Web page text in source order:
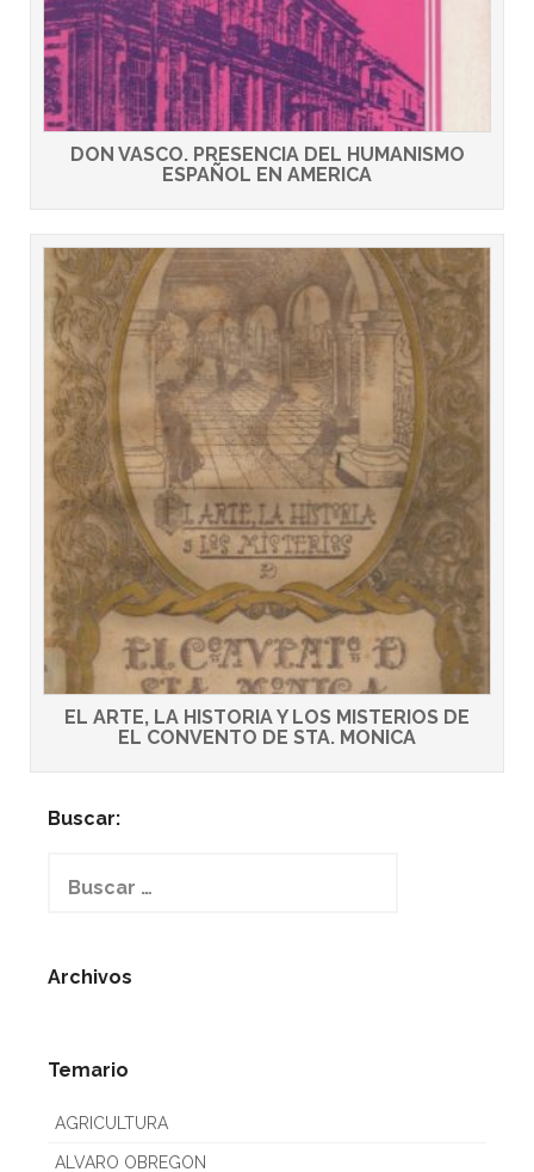
DON VASCO. PRESENCIA DEL HUMANISMO
ESPAÑOL EN AMERICA
EL ARTE, LA HISTORIA Y LOS MISTERIOS DE
EL CONVENTO DE STA. MONICA
Buscar:
Archivos
Temario
AGRICULTURA
ALVARO OBREGON